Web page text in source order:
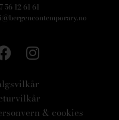
56 12 61 61
& cookies